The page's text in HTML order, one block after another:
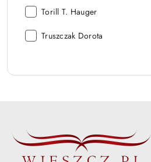
Autor:
Torill T. Hauger
Autor:
Truszczak Dorota